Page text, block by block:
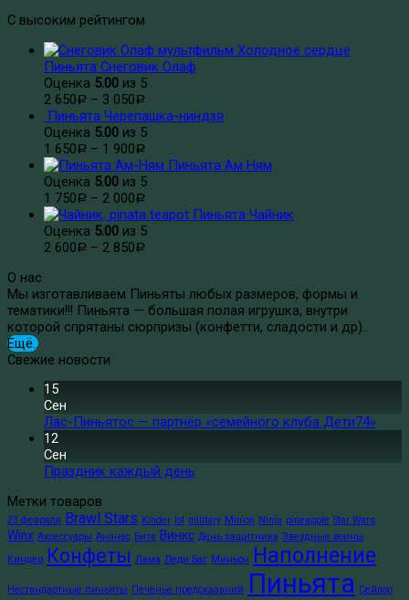
С высоким рейтингом
Пиньята Снеговик Олаф
Оценка 5.00 из 5
2 650 Р – 3 050 Р
Пиньята Черепашка-ниндзя
Оценка 5.00 из 5
1 650 Р – 1 900 Р
Пиньята Ам Ням
Оценка 5.00 из 5
1 750 Р – 2 000 Р
Пиньята Чайник
Оценка 5.00 из 5
2 600 Р – 2 850 Р
О нас
Мы изготавливаем Пиньяты любых размеров, формы и
тематики!!! Пиньята — большая полая игрушка, внутри
которой спрятаны сюрпризы (конфетти, сладости и др)..
Ещё..
Свежие новости
15
Сен
Лас-Пиньятос — партнёр «семейного клуба Дети74»
12
Сен
Праздник каждый день
Метки товаров
23 февраля Brawl Stars Kinder lol military Minion Ninja pineapple Star Wars
Winx Аксессуары Ананас Бита Винкс День защитника Звездные воины
Киндер Конфеты Лама Леди Баг Миньон Наполнение
Нестандартные пиньяты Печенье предсказаний Пиньята Сейлор